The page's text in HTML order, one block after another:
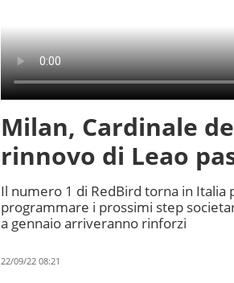
Milan, Cardinale
rinnovo di Leao
Il numero 1 di RedBird torna in Italia
programmare i prossimi step
a gennaio arriveranno rinforzi
22/09/22 08:21